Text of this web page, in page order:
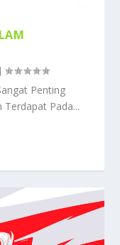
|
Penting
Terdapat Pada...